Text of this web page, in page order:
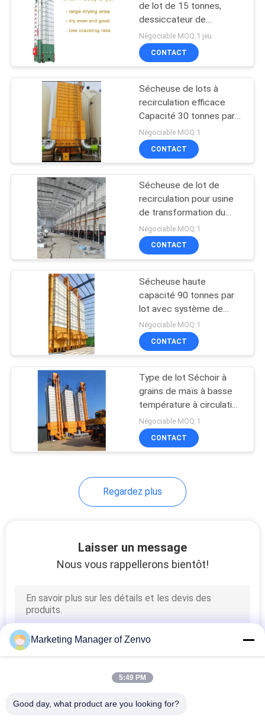
POLITIQUE
MATIÈRE
DE
PROTECTION
VIE
PRIVÉE
de lot de 15 tonnes,
dessiccateur de
recirculation en lots
d&#39;opération facile
Négociable MOQ:1 jeu
CONTACT
Sécheuse de lots à
recirculation efficace
Capacité 30 tonnes par
lot Construction durable
Négociable MOQ:1
CONTACT
Sécheuse de lot de
recirculation pour usine
de transformation du
charbon à faible coût de
séchage
Négociable MOQ:1
CONTACT
Sécheuse haute
capacité 90 tonnes par
lot avec système de
circulation d'air chaud
Négociable MOQ:1
CONTACT
Type de lot Séchoir à
grains de maïs à basse
température à circulation
avec four à coque
Négociable MOQ:1
CONTACT
Regardez plus
Laisser un message
Nous vous rappellerons bientôt!
Marketing Manager of Zenvo
5:49 PM
Good day, what product are you looking for?